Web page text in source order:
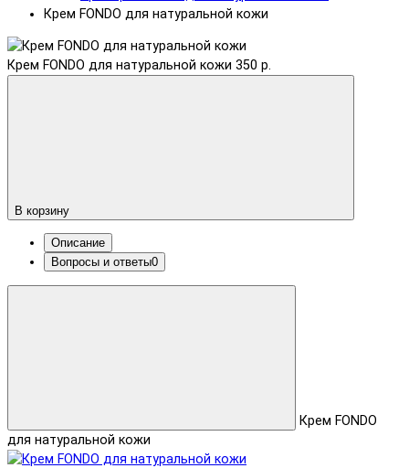
Крем FONDO для натуральной кожи
Крем FONDO для натуральной кожи 350 р.
В корзину
Описание
Вопросы и ответы0
Крем FONDO
для натуральной кожи